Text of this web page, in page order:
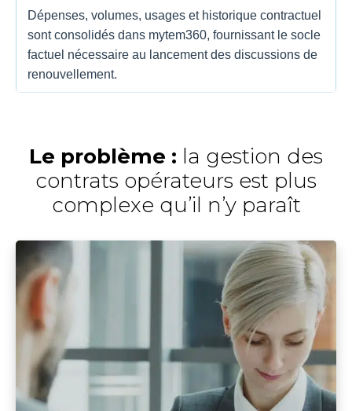
Dépenses, volumes, usages et historique contractuel
sont consolidés dans mytem360, fournissant le socle
factuel nécessaire au lancement des discussions de
renouvellement.
Le problème : la gestion des
contrats opérateurs est plus
complexe qu’il n’y paraît